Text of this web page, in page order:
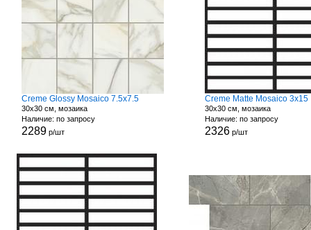
Creme Glossy Mosaico 7.5x7.5
30x30 см, мозаика
Наличие: по запросу
2289р/шт
Creme Matte Mosaico 3x15
30x30 см, мозаика
Наличие: по запросу
2326р/шт